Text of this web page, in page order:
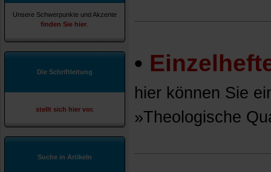
Unsere Schwerpunkte und Akzente
finden Sie hier
Die Schriftleitung
stellt sich hier vor.
Suche in Artikeln
•
hier können Sie
»Theologische